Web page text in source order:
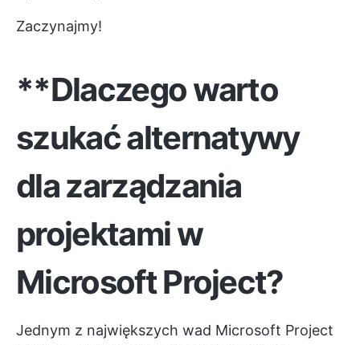
Zaczynajmy!
**Dlaczego warto
szukać alternatywy
dla zarządzania
projektami w
Microsoft Project?
Jednym z największych wad Microsoft Project